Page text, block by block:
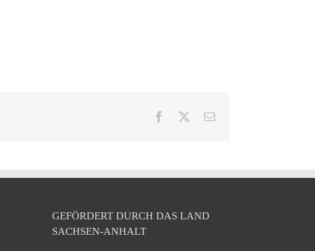
Facebook
E-
GEFÖRDERT DURCH DAS LAND
SACHSEN-ANHALT